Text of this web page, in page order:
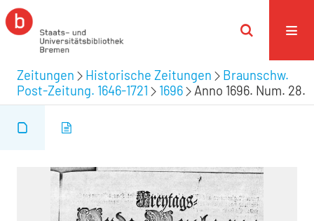
Zeitungen Historische Zeitungen
Braunschw.
Post-Zeitung. 1646-1721
1696 Anno 1696. Num. 28.